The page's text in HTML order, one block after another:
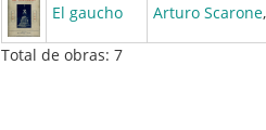
El gaucho Arturo Scarone,
Total de obras: 7